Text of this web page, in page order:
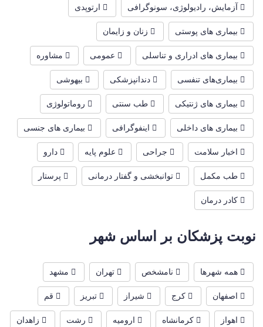
آزمایش، رادیولوژی، سونوگرافی ارتوپدی
بیماری های پوستی زنان و زایمان
بیماری های ادراری و تناسلی عمومی مشاوره
بیماری‌های تنفسی دندانپزشکی بیهوشی
بیماری های ژنتیکی طب سنتی روماتولوژی
بیماری های داخلی اینفوگرافی بیماری های جنسی
اخبار سلامت جراحی علوم پایه دارو
طب مکمل توانبخشی و گفتار درمانی پرستار
کادر درمان
نوبت پزشکان بر اساس شهر
همه شهرها نامشخص تهران مشهد
اصفهان کرج شیراز تبریز قم
اهواز کرمانشاه ارومیه رشت زاهدان